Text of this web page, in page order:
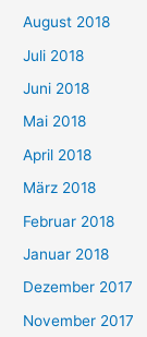
August 2018
Juli 2018
Juni 2018
Mai 2018
April 2018
März 2018
Februar 2018
Januar 2018
Dezember 2017
November 2017